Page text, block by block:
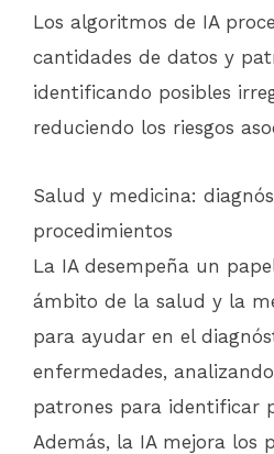
Los algoritmos de IA
cantidades de datos y
identificando posibles
reduciendo los riesgos
Salud y medicina:
procedimientos
La IA desempeña un
ámbito de la salud y la
para ayudar en el
enfermedades,
patrones para identificar
Además, la IA mejora los